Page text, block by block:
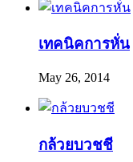
เทคนิคการหั่น
May 26, 2014
กล้วยบวชชี